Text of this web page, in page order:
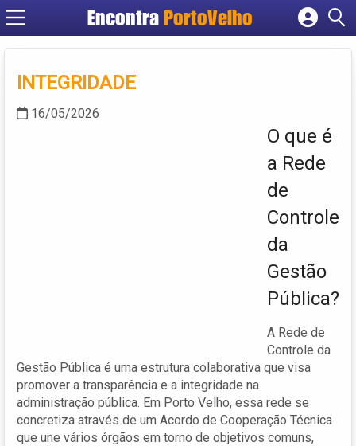
EncontraPortoVelho
Cadastrar empresa
INTEGRIDADE
16/05/2026
O que é
a Rede
de
Controle
da
Gestão
Pública?
A Rede de
Controle da
Gestão Pública é uma estrutura colaborativa que visa
promover a transparência e a integridade na
administração pública. Em Porto Velho, essa rede se
concretiza através de um Acordo de Cooperação Técnica
que une vários órgãos em torno de objetivos comuns,